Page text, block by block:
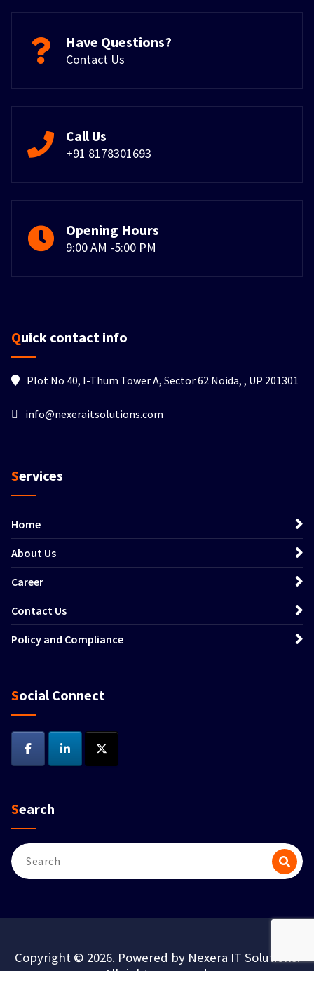
Have Questions?
Contact Us
Call Us
+91 8178301693
Opening Hours
9:00 AM -5:00 PM
Quick contact info
Plot No 40, I-Thum Tower A, Sector 62 Noida, , UP 201301
info@nexeraitsolutions.com
Services
Home
About Us
Career
Contact Us
Policy and Compliance
Social Connect
Search
Copyright © 2026. Powered by Nexera IT Solutions.
All rights reserved.